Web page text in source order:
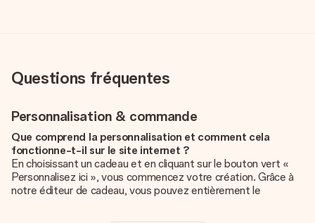
Questions fréquentes
Personnalisation & commande
Que comprend la personnalisation et comment cela
fonctionne-t-il sur le site internet ?
En choisissant un cadeau et en cliquant sur le bouton vert «
Personnalisez ici », vous commencez votre création. Grâce à
notre éditeur de cadeau, vous pouvez entièrement le